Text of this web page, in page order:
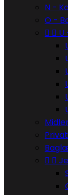
N -
O -
  U
 